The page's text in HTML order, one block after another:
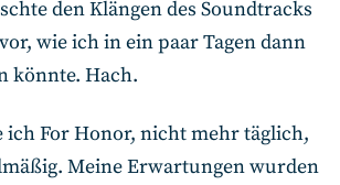
den Klängen des Soundtracks
wie ich in ein paar Tagen dann
könnte. Hach.
ich For Honor, nicht mehr täglich,
Meine Erwartungen wurden